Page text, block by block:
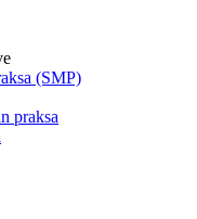
(SMP)
praksa